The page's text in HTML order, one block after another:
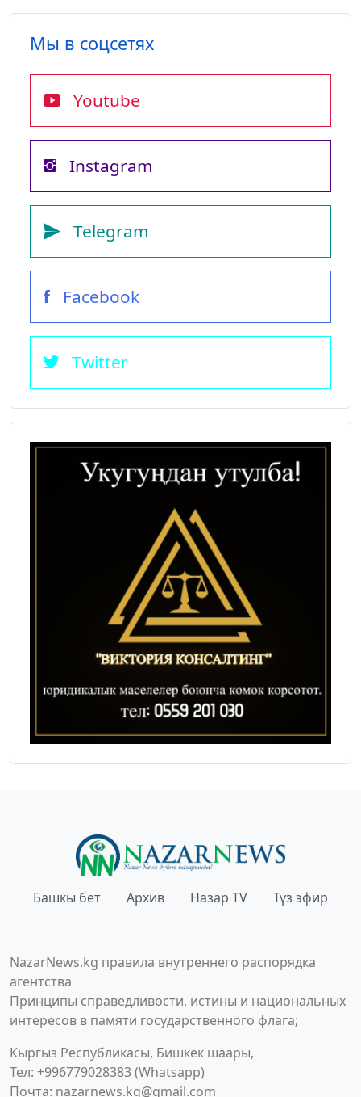
Мы в соцсетях
Youtube
Instagram
Telegram
Facebook
Twitter
Башкы бет Архив Назар TV Түз эфир
NazarNews.kg правила внутреннего распорядка
агентства
Принципы справедливости, истины и национальных
интересов в памяти государственного флага;
Кыргыз Республикасы, Бишкек шаары,
Тел: +996779028383 (Whatsapp)
Почта: nazarnews.kg@gmail.com